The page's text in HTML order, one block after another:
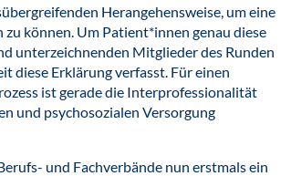
Herangehensweise, um eine
können. Um Patient*innen genau diese
unterzeichnenden Mitglieder des Runden
diese Erklärung verfasst. Für einen
ist gerade die Interprofessionalität
und psychosozialen Versorgung
und Fachverbände nun erstmals ein